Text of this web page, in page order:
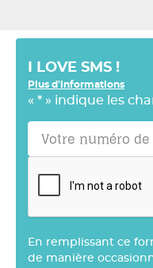
I LOVE SMS !
Plus d'informations
« * » indique les
En remplissant ce
de manière